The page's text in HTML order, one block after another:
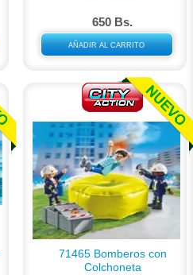
650 Bs.
AÑADIR AL CARRITO
71465 Bomberos con
Colchoneta